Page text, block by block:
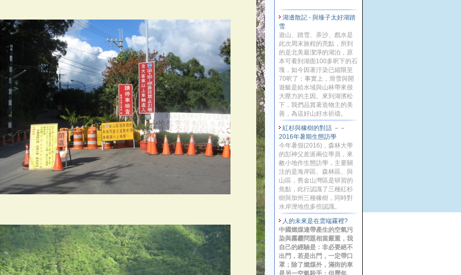
湖邊散記 - 與臻子太好湖踏
雪
遊山、踏雪、弄沙、戲水是
此次周末旅程的亮點，所到
的是北美最潔淨的湖泊，原
本可看到湖面100多呎下的石
塊，如今因著汙染已縮限至
70呎了；事實上，滑雪與開
遊艇是給水域與山林帶來很
大壓力的主因。來到湖濱松
下，我們品賞著造物主的美
善，為這好山好水祈禱。
紅杉與橡樹的對話 －－
2016年暑期生態訪學
今年暑假(2016)，森林大學
的彭神父差派兩位學員，來
敝小地作生態訪學，主要關
注的是海岸區、森林區、與
山區，舊金山灣區是研習的
焦點，此行認識了三種紅杉
樹與加州三種橡樹，同時對
水岸溼地也多些認識。
人的未來是在雲端霧裡?
中國燃煤連帶產生的空氣污
染與霧霾問題相當嚴重，我
自己的經驗是：非必要絕不
出門，若是出門，一定帶口
罩；除了燃煤外，滿街的車
是另一空氣殺手；但歷年